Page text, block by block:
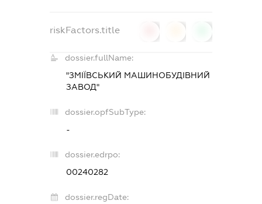
riskFactors.title
dossier.fullName:
"ЗМІЇВСЬКИЙ МАШИНОБУДІВНИЙ
ЗАВОД"
dossier.opfSubType:
-
dossier.edrpo:
00240282
dossier.regDate: